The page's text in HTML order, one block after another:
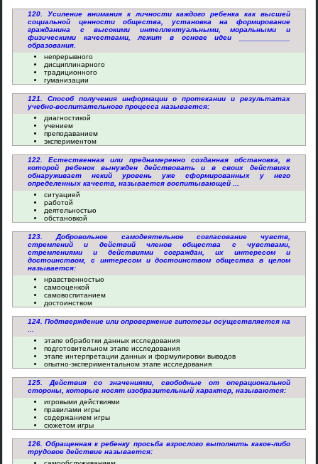
120. Усиление внимания к личности каждого ребенка как высшей
социальной ценности общества, установка на формирование
гражданина с высокими интеллектуальными, моральными и
физическими качествами, лежит в основе идеи ____________
образования.
непрерывного
дисциплинарного
традиционного
гуманизации
121. Способ получения информации о протекании и результатах
учебно-воспитательного процесса называется:
диагностикой
учением
преподаванием
экспериментом
122. Естественная или преднамеренно созданная обстановка, в
которой ребенок вынужден действовать и в своих действиях
обнаруживает некий уровень уже сформированных у него
определенных качеств, называется воспитывающей ...
ситуацией
работой
деятельностью
обстановкой
123. Добровольное самодеятельное согласование чувств,
стремлений и действий членов общества с чувствами,
стремлениями и действиями сограждан, их интересом и
достоинством, с интересом и достоинством общества в целом
называется:
нравственностью
самооценкой
самовоспитанием
достоинством
124. Подтверждение или опровержение гипотезы осуществляется на
этапе обработки данных исследования
подготовительном этапе исследования
этапе интерпретации данных и формулировки выводов
опытно-экспериментальном этапе исследования
125. Действия со значениями, свободные от операциональной
стороны, которые носят изобразительный характер, называются:
игровыми действиями
правилами игры
содержанием игры
сюжетом игры
126. Обращенная к ребенку просьба взрослого выполнить какое-либо
трудовое действие называется: